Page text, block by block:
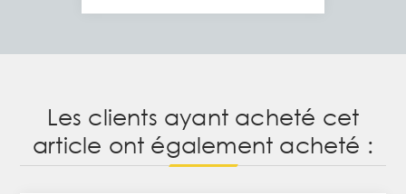
Les clients ayant acheté cet
article ont également acheté :